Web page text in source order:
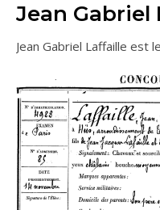
Jean Gabriel
Jean Gabriel Laffaille est